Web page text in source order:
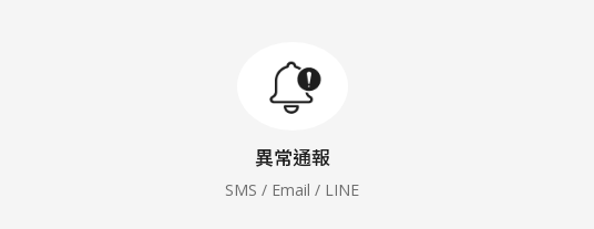
異常通報
SMS / Email / LINE